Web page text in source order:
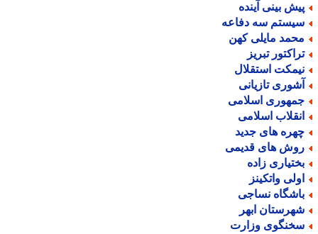
بینی آینده
سه دفاعه
مایلی کهن
تبریز
استقلال
تازیانی
اسلامی
اسلامی
های جدید
های قدیمی
زاده
واتکینز
نساجی
ابهر
وزارت